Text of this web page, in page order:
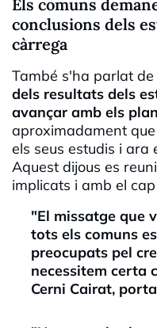
Els comuns
conclusions dels
càrrega
També s'ha parlat de
dels resultats dels
avançar amb els
aproximadament
els seus estudis i ara
Aquest dijous es
implicats i amb el
"El missatge que
tots els comuns
preocupats pel
necessitem certa
Cerni Cairat,